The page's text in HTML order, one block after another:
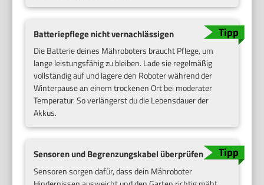
Batteriepflege nicht vernachlässigen
Die Batterie deines Mähroboters braucht Pflege, um
lange leistungsfähig zu bleiben. Lade sie regelmäßig
vollständig auf und lagere den Roboter während der
Winterpause an einem trockenen Ort bei moderater
Temperatur. So verlängerst du die Lebensdauer der
Akkus.
Sensoren und Begrenzungskabel überprüfen
Sensoren sorgen dafür, dass dein Mähroboter